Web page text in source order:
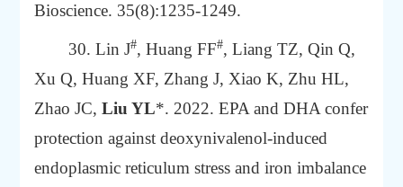
Bioscience. 35(8):1235-1249.
30. Lin J#, Huang FF#, Liang TZ, Qin Q,
Xu Q,Huang XF, Zhang J, Xiao K, Zhu HL,
Zhao JC, Liu YL*. 2022. EPA and DHA confer
protection against deoxynivalenol-induced
endoplasmic reticulum stress and iron imbalance